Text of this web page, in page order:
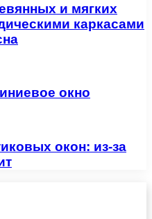
и мягких
каркасами
окно
окон: из-за